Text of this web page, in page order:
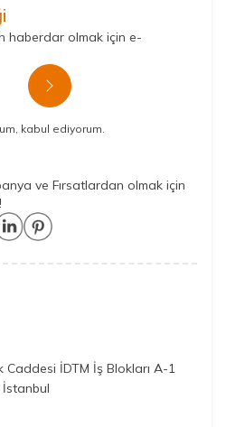
haberdar olmak için e-
Kayıt Ol
kabul ediyorum.
ve Fırsatlardan olmak için
İDTM İş Blokları A-1
İstanbul